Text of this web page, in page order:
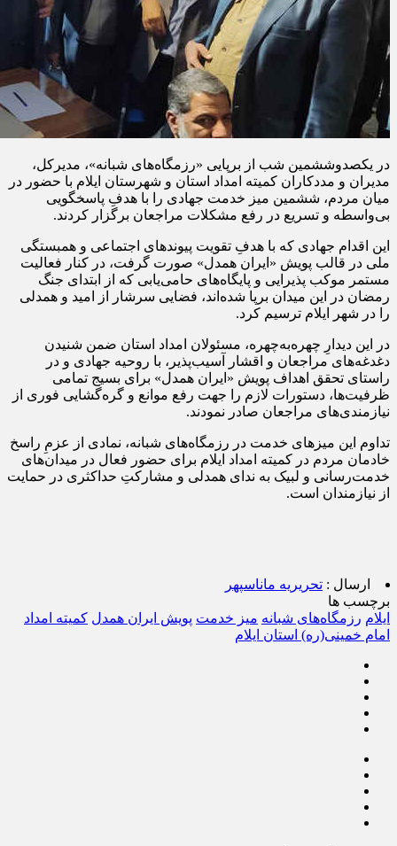
در یکصدوششمین شب از برپایی «رزمگاه‌های شبانه»، مدیرکل،
مدیران و مددکاران کمیته امداد استان و شهرستان ایلام با حضور در
میان مردم، ششمین میز خدمت جهادی را با هدفِ پاسخگویی
بی‌واسطه و تسریع در رفع مشکلات مراجعان برگزار کردند.
این اقدام جهادی که با هدفِ تقویت پیوندهای اجتماعی و همبستگی
ملی در قالب پویش «ایران همدل» صورت گرفت، در کنار فعالیت
مستمر موکب پذیرایی و پایگاه‌های حامی‌یابی که از ابتدای جنگ
رمضان در این میدان برپا شده‌اند، فضایی سرشار از امید و همدلی
را در شهر ایلام ترسیم کرد.
در این دیدارِ چهره‌به‌چهره، مسئولان امداد استان ضمن شنیدن
دغدغه‌های مراجعان و اقشار آسیب‌پذیر، با روحیه جهادی و در
راستای تحقق اهداف پویش «ایران همدل» برای بسیج تمامی
ظرفیت‌ها، دستورات لازم را جهت رفع موانع و گره‌گشایی فوری از
نیازمندی‌های مراجعان صادر نمودند.
تداوم این میزهای خدمت در رزمگاه‌های شبانه، نمادی از عزمِ راسخ
خادمان مردم در کمیته امداد ایلام برای حضور فعال در میدان‌های
خدمت‌رسانی و لبیک به ندای همدلی و مشارکتِ حداکثری در حمایت
از نیازمندان است.
ارسال : تحریریه ماناسپهر
برچسب ها
ایلام رزمگاه‌های شبانه میز خدمت پویش ایران همدل کمیته امداد
امام خمینی(ره) استان ایلام